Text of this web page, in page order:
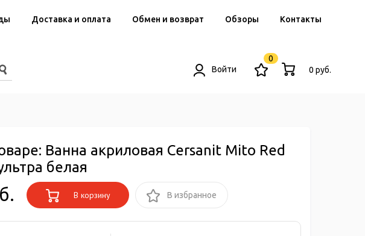
Доставка и оплата Обмен и возврат Обзоры Контакты
Войти
0
0 руб.
Ванна акриловая Cersanit Mito Red
белая
В корзину В избранное